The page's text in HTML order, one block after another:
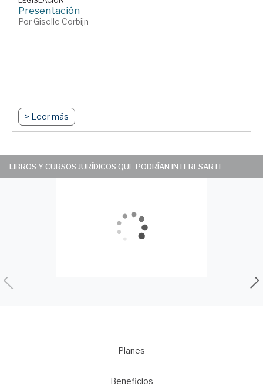
Presentación
Por Giselle Corbijn
> Leer más
LIBROS Y CURSOS JURÍDICOS QUE PODRÍAN INTERESARTE
Planes
Beneficios